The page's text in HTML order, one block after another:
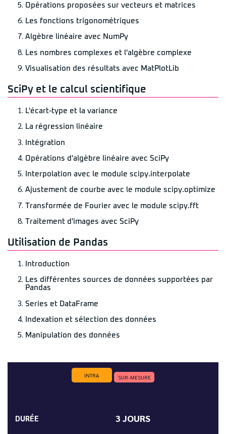
Opérations proposées sur vecteurs et matrices
Les fonctions trigonométriques
Algèbre linéaire avec NumPy
Les nombres complexes et l'algèbre complexe
Visualisation des résultats avec MatPlotLib
SciPy et le calcul scientifique
L'écart-type et la variance
La régression linéaire
Intégration
Opérations d'algèbre linéaire avec SciPy
Interpolation avec le module scipy.interpolate
Ajustement de courbe avec le module scipy.optimize
Transformée de Fourier avec le module scipy.fft
Traitement d'images avec SciPy
Utilisation de Pandas
Introduction
Les différentes sources de données supportées par
Pandas
Series et DataFrame
Indexation et sélection des données
Manipulation des données
INTRA SUR-MESURE
DURÉE 3 JOURS